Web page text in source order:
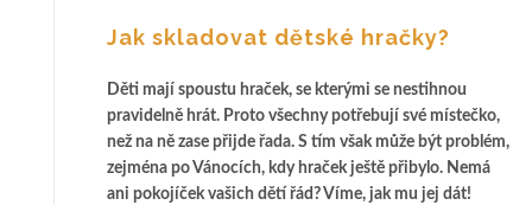
Jak skladovat dětské hračky?
Děti mají spoustu hraček, se kterými se nestihnou
pravidelně hrát. Proto všechny potřebují své místečko,
než na ně zase přijde řada. S tím však může být problém,
zejména po Vánocích, kdy hraček ještě přibylo. Nemá
ani pokojíček vašich dětí řád? Víme, jak mu jej dát!